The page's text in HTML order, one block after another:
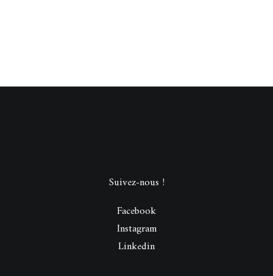
Suivez-nous !
Facebook
Instagram
Linkedin